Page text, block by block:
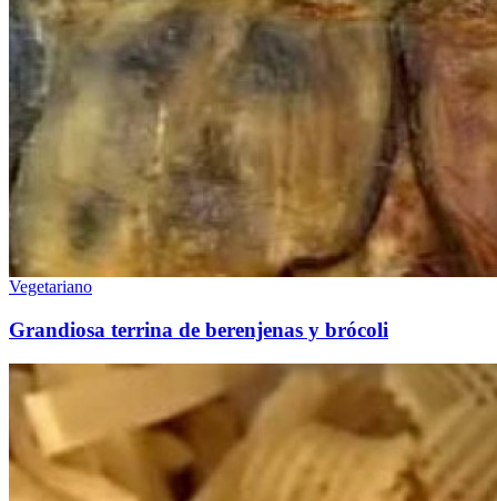
Vegetariano
Grandiosa terrina de berenjenas y brócoli